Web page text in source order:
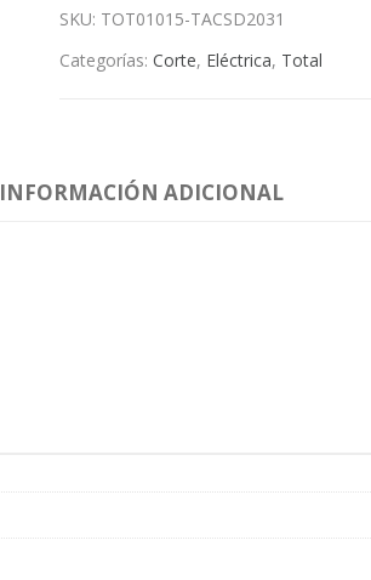
SKU: TOT01015-TACSD2031
Categorías: Corte, Eléctrica, Total
INFORMACIÓN ADICIONAL